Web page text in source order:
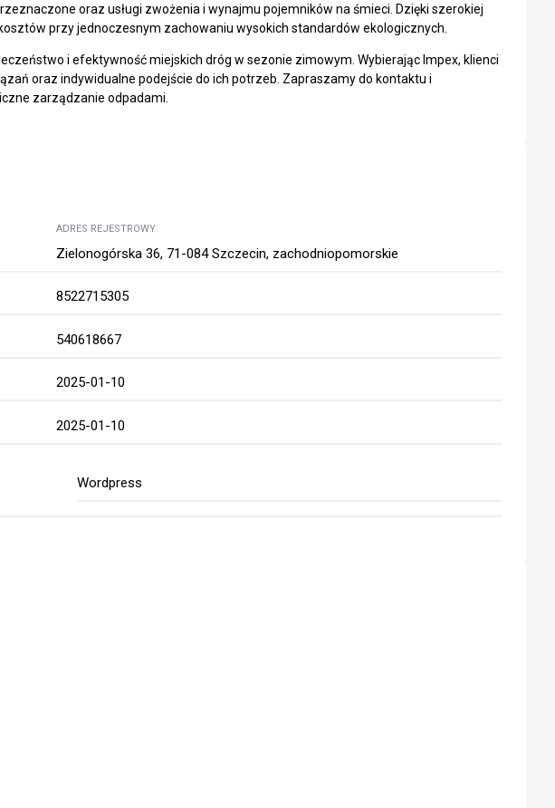
oraz usługi zwożenia i wynajmu pojemników na śmieci. Dzięki szerokiej
przy jednoczesnym zachowaniu wysokich standardów ekologicznych.
i efektywność miejskich dróg w sezonie zimowym. Wybierając Impex, klienci
oraz indywidualne podejście do ich potrzeb. Zapraszamy do kontaktu i
zarządzanie odpadami.
ADRES REJESTROWY
Zielonogórska 36, 71-084 Szczecin, zachodniopomorskie
8522715305
540618667
2025-01-10
2025-01-10
Wordpress